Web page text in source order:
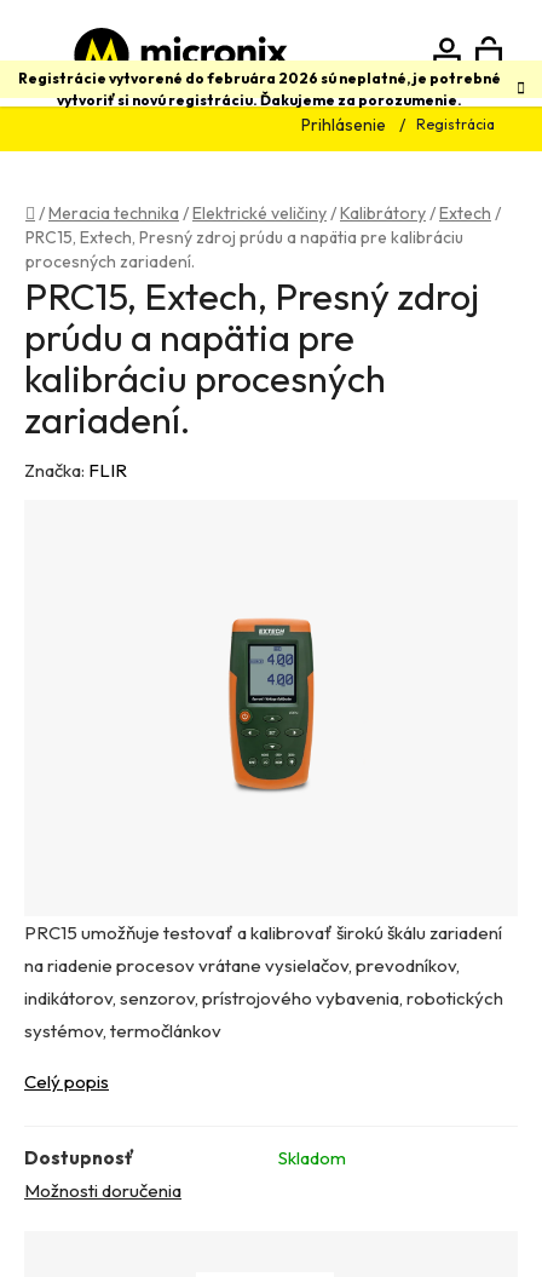
obsah
Registrácie vytvorené do februára 2026 sú neplatné, je potrebné
vytvoriť si novú registráciu. Ďakujeme za porozumenie.
Prihlásenie Registrácia
Hľadať
Domov
/Meracia technika /Elektrické veličiny/Kalibrátory/Extech /
PRC15, Extech, Presný zdroj prúdu a napätia pre kalibráciu
procesných zariadení.
PRC15 umožňuje testovať a kalibrovať širokú škálu zariadení
na riadenie procesov vrátane vysielačov, prevodníkov,
indikátorov, senzorov, prístrojového vybavenia, robotických
systémov, termočlánkov
Celý popis
Dostupnosť
Skladom
Možnosti doručenia
PRC15, Extech, Presný zdroj
prúdu a napätia pre
kalibráciu procesných
zariadení.
Značka: FLIR